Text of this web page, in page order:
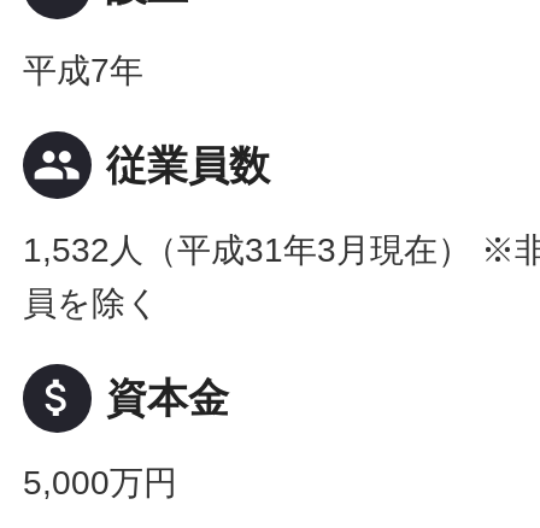
平成7年
people 従業員数
1,532人（平成31年3月現在） ※
員を除く
attach_money 資本金
5,000万円